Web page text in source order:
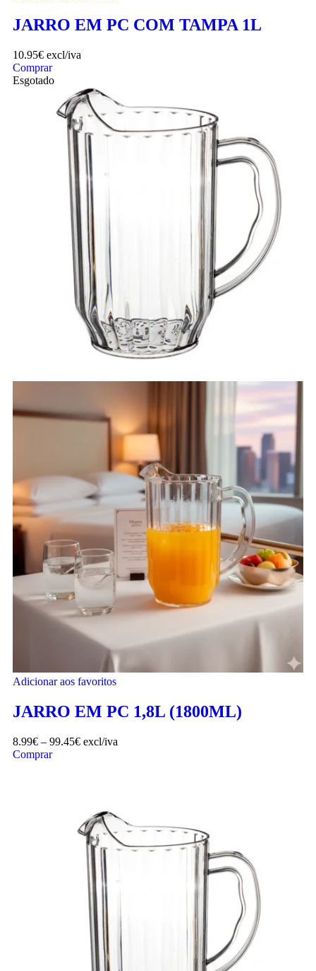
JARRO EM PC COM TAMPA 1L
10.95€ excl/iva
Comprar
Esgotado
Adicionar aos favoritos
JARRO EM PC 1,8L (1800ML)
8.99€ – 99.45€ excl/iva
Comprar